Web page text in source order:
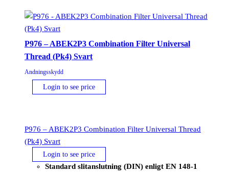
P976 – ABEK2P3 Combination Filter Universal
Thread (Pk4) Svart
Andningsskydd
Login to see price
P976 – ABEK2P3 Combination Filter Universal Thread
(Pk4) Svart
Login to see price
Standard slitanslutning (DIN) enligt EN 148-1